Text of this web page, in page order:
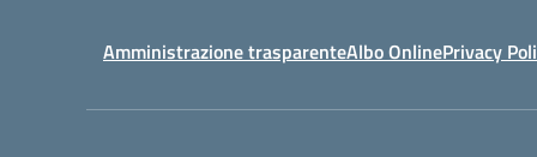
Amministrazione trasparenteAlbo OnlinePrivacy